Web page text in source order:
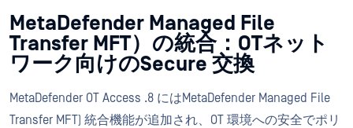
MetaDefender Managed File
Transfer MFT）の統合：OTネット
ワーク向けのSecure 交換
MetaDefender OT Access .8 にはMetaDefender Managed File
Transfer MFT) 統合機能が追加され、OT 環境への安全でポリ